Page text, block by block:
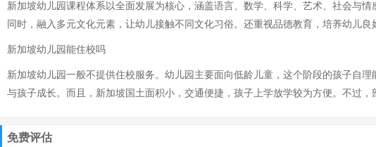
新加坡幼儿园课程体系以全面发展为核心，涵盖语言、数学、科学、艺术、社会与
同时，融入多元文化元素，让幼儿接触不同文化习俗。还重视品德教育，培养幼儿
新加坡幼儿园能住校吗
新加坡幼儿园一般不提供住校服务。幼儿园主要面向低龄儿童，这个阶段的孩子自
与孩子成长。而且，新加坡国土面积小，交通便捷，孩子上学放学较为方便。不过
免费评估